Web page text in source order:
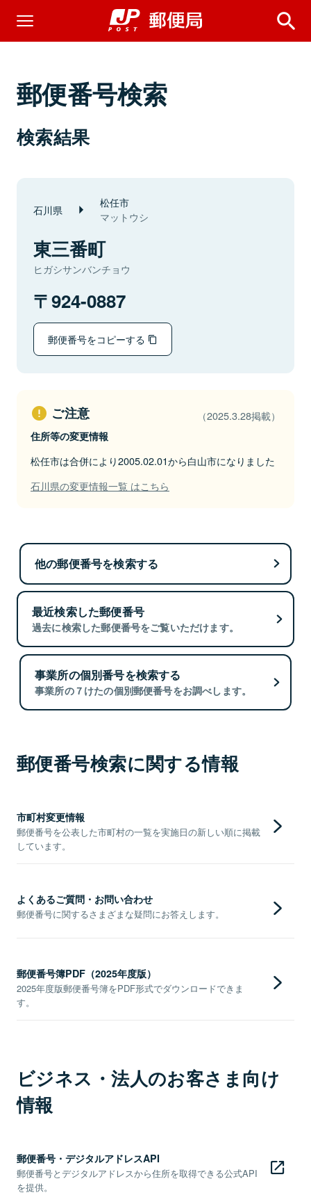
郵便番号検索
検索結果
石川県 松任市
マットウシ
東三番町
ヒガシサンバンチョウ
924-0887
郵便番号をコピーする
ご注意 （2025.3.28掲載）
住所等の変更情報
松任市は合併により2005.02.01から白山市になりました
石川県の変更情報一覧 はこちら
他の郵便番号を検索する
最近検索した郵便番号
過去に検索した郵便番号をご覧いただけます。
事業所の個別番号を検索する
事業所の７けたの個別郵便番号をお調べします。
郵便番号検索に関する情報
市町村変更情報
郵便番号を公表した市町村の一覧を実施日の新しい順に掲載
しています。
よくあるご質問・お問い合わせ
郵便番号に関するさまざまな疑問にお答えします。
郵便番号簿PDF（2025年度版）
2025年度版郵便番号簿をPDF形式でダウンロードできま
す。
ビジネス・法人のお客さま向け
情報
郵便番号・デジタルアドレスAPI
郵便番号とデジタルアドレスから住所を取得できる公式API
を提供。